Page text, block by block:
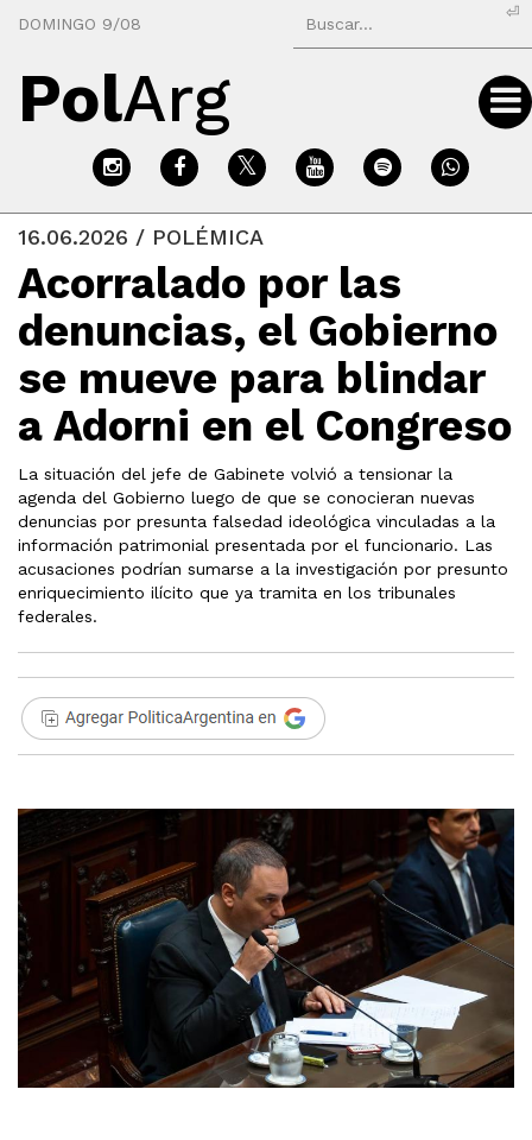
DOMINGO 9/08
⏎
PolArg
16.06.2026 / POLÉMICA
Acorralado por las
denuncias, el Gobierno
se mueve para blindar
a Adorni en el Congreso
La situación del jefe de Gabinete volvió a tensionar la
agenda del Gobierno luego de que se conocieran nuevas
denuncias por presunta falsedad ideológica vinculadas a la
información patrimonial presentada por el funcionario. Las
acusaciones podrían sumarse a la investigación por presunto
enriquecimiento ilícito que ya tramita en los tribunales
federales.